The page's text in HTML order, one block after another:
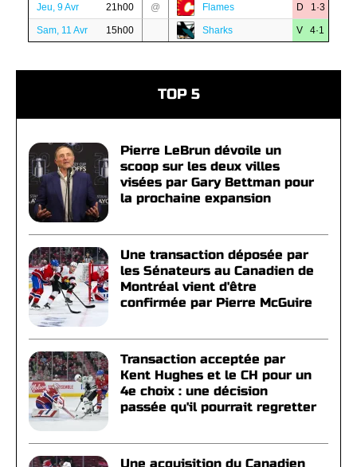
Jeu, 9 Avr 21h00 @ Flames D 1·3
Sam, 11 Avr 15h00 Sharks V 4·1
TOP 5
Pierre LeBrun dévoile un
scoop sur les deux villes
visées par Gary Bettman pour
la prochaine expansion
Une transaction déposée par
les Sénateurs au Canadien de
Montréal vient d'être
confirmée par Pierre McGuire
Transaction acceptée par
Kent Hughes et le CH pour un
4e choix : une décision
passée qu'il pourrait regretter
Une acquisition du Canadien